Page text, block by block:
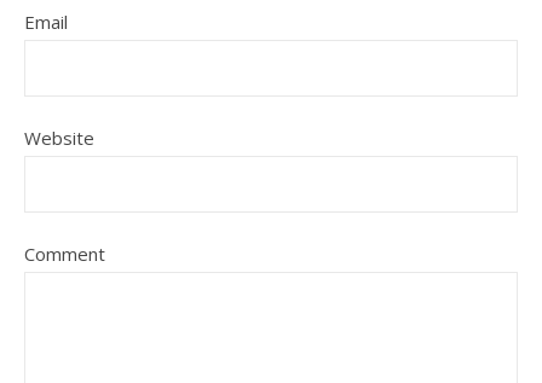
Email
Website
Comment